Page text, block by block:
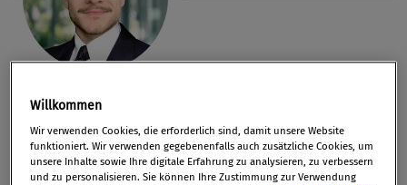
Stefan Rummer BSc
Willkommen
Wir verwenden Cookies, die erforderlich sind, damit unsere Website
funktioniert. Wir verwenden gegebenenfalls auch zusätzliche Cookies, um
unsere Inhalte sowie Ihre digitale Erfahrung zu analysieren, zu verbessern
und zu personalisieren. Sie können Ihre Zustimmung zur Verwendung